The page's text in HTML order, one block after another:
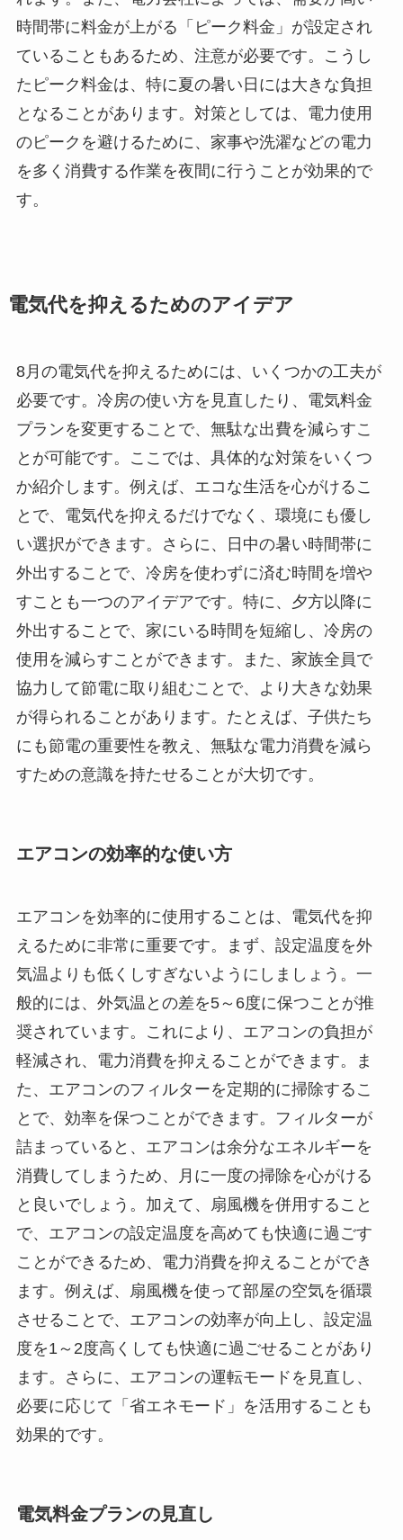
時間帯に料金が上がる「ピーク料金」が設定され
ていることもあるため、注意が必要です。こうし
たピーク料金は、特に夏の暑い日には大きな負担
となることがあります。対策としては、電力使用
のピークを避けるために、家事や洗濯などの電力
を多く消費する作業を夜間に行うことが効果的で
す。
電気代を抑えるためのアイデア
8月の電気代を抑えるためには、いくつかの工夫が
必要です。冷房の使い方を見直したり、電気料金
プランを変更することで、無駄な出費を減らすこ
とが可能です。ここでは、具体的な対策をいくつ
か紹介します。例えば、エコな生活を心がけるこ
とで、電気代を抑えるだけでなく、環境にも優し
い選択ができます。さらに、日中の暑い時間帯に
外出することで、冷房を使わずに済む時間を増や
すことも一つのアイデアです。特に、夕方以降に
外出することで、家にいる時間を短縮し、冷房の
使用を減らすことができます。また、家族全員で
協力して節電に取り組むことで、より大きな効果
が得られることがあります。たとえば、子供たち
にも節電の重要性を教え、無駄な電力消費を減ら
すための意識を持たせることが大切です。
エアコンの効率的な使い方
エアコンを効率的に使用することは、電気代を抑
えるために非常に重要です。まず、設定温度を外
気温よりも低くしすぎないようにしましょう。一
般的には、外気温との差を5～6度に保つことが推
奨されています。これにより、エアコンの負担が
軽減され、電力消費を抑えることができます。ま
た、エアコンのフィルターを定期的に掃除するこ
とで、効率を保つことができます。フィルターが
詰まっていると、エアコンは余分なエネルギーを
消費してしまうため、月に一度の掃除を心がける
と良いでしょう。加えて、扇風機を併用すること
で、エアコンの設定温度を高めても快適に過ごす
ことができるため、電力消費を抑えることができ
ます。例えば、扇風機を使って部屋の空気を循環
させることで、エアコンの効率が向上し、設定温
度を1～2度高くしても快適に過ごせることがあり
ます。さらに、エアコンの運転モードを見直し、
必要に応じて「省エネモード」を活用することも
効果的です。
電気料金プランの見直し